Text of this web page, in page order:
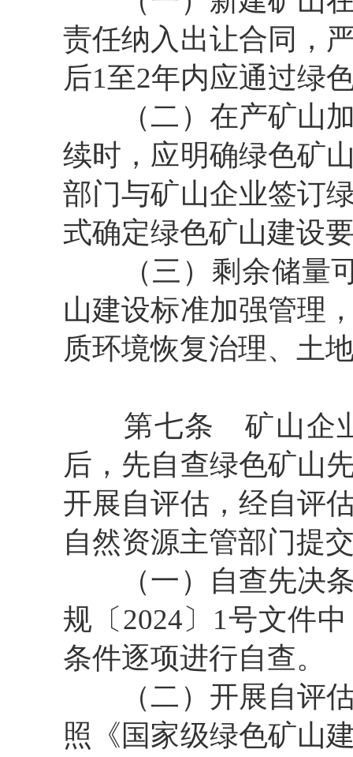
责任纳入出让合同，
后1至2年内应通过绿
（二）在产矿山
续时，应明确绿色矿
部门与矿山企业签订
式确定绿色矿山建设
（三）剩余储量
山建设标准加强管理
质环境恢复治理、土
第七条 矿山企
后，先自查绿色矿山
开展自评估，经自评
自然资源主管部门提
（一）自查先决
规〔 2024 〕 1号文件
条件逐项进行自查。
（二）开展自评
照《国家级绿色矿山